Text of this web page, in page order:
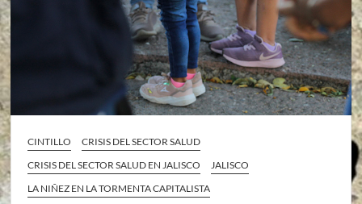
CINTILLO
CRISIS DEL SECTOR SALUD
CRISIS DEL SECTOR SALUD EN JALISCO
JALISCO
LA NIÑEZ EN LA TORMENTA CAPITALISTA